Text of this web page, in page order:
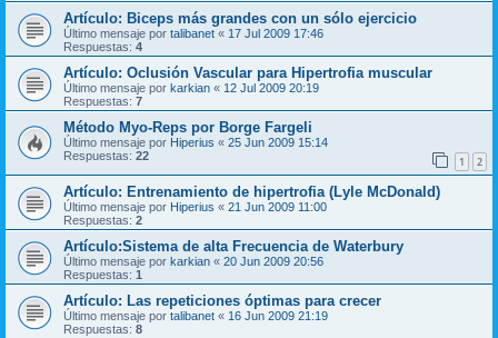
Artículo: Biceps más grandes con un sólo ejercicio
Último mensaje por talibanet « 17 Jul 2009 17:46
Respuestas: 4
Artículo: Oclusión Vascular para Hipertrofia muscular
Último mensaje por karkian « 12 Jul 2009 20:19
Respuestas: 7
Método Myo-Reps por Borge Fargeli
Último mensaje por Hiperius « 25 Jun 2009 15:14
Respuestas: 22 1 2
Artículo: Entrenamiento de hipertrofia (Lyle McDonald)
Último mensaje por Hiperius « 21 Jun 2009 11:00
Respuestas: 2
Artículo:Sistema de alta Frecuencia de Waterbury
Último mensaje por karkian « 20 Jun 2009 20:56
Respuestas: 1
Artículo: Las repeticiones óptimas para crecer
Último mensaje por talibanet « 16 Jun 2009 21:19
Respuestas: 8